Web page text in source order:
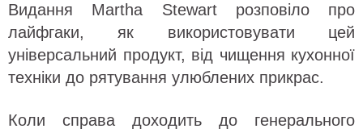
Видання Martha Stewart розповіло про
лайфгаки, як використовувати цей
універсальний продукт, від чищення кухонної
техніки до рятування улюблених прикрас.
Коли справа доходить до генерального